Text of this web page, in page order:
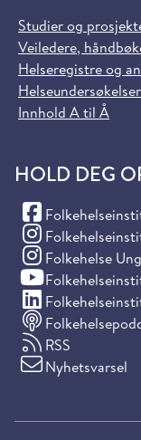
Studier og
Veiledere,
Helseregistre og
Helseundersøkelser
Innhold A til Å
HOLD DEG
(Facebook)
(Instagram)
Folkehelse Ung
(Instagram)
(YouTube)
(LinkedIn)
RSS
Nyhetsvarsel